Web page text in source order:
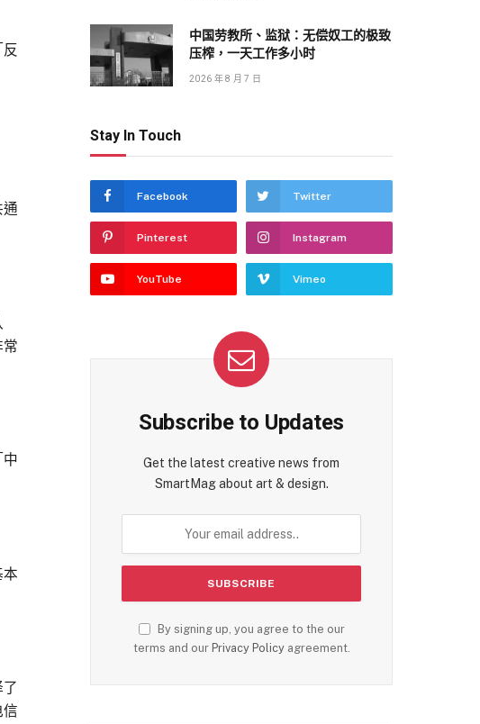
中国劳教所、监狱：无偿奴工的极致
压榨，一天工作多小时
2026 年 8 月 7 日
Stay In Touch
Facebook Twitter
Pinterest Instagram
YouTube Vimeo
Subscribe to Updates
Get the latest creative news from
SmartMag about art & design.
By signing up, you agree to the our
terms and our Privacy Policyagreement.